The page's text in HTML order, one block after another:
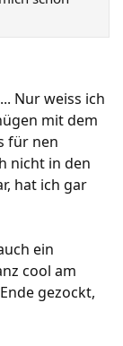
Nur weiss ich
mit dem
für nen
nicht in den
hat ich gar
ein
cool am
gezockt,